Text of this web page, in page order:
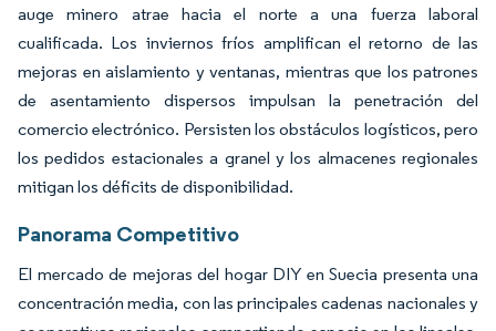
auge minero atrae hacia el norte a una fuerza laboral
cualificada. Los inviernos fríos amplifican el retorno de las
mejoras en aislamiento y ventanas, mientras que los patrones
de asentamiento dispersos impulsan la penetración del
comercio electrónico. Persisten los obstáculos logísticos, pero
los pedidos estacionales a granel y los almacenes regionales
mitigan los déficits de disponibilidad.
Panorama Competitivo
El mercado de mejoras del hogar DIY en Suecia presenta una
concentración media, con las principales cadenas nacionales y